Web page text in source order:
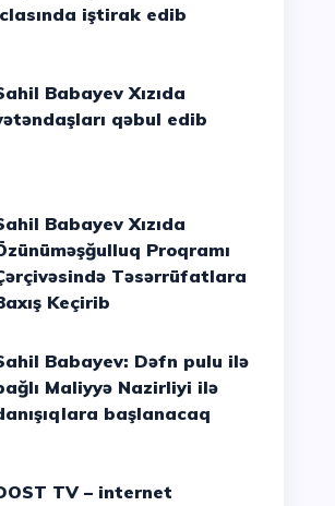
iştirak edib
qəbul edib
Proqramı
Təsərrüfatlara
Keçirib
pulu ilə
Maliyyə Nazirliyi ilə
başlanacaq